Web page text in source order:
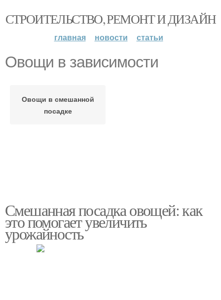
СТРОИТЕЛЬСТВО, РЕМОНТ И ДИЗАЙН
главная новости статьи
Овощи в зависимости
Овощи в смешанной
посадке
Смешанная посадка овощей: как
это помогает увеличить
урожайность